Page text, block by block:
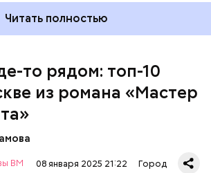
Читать полностью
то рядом: топ-10
из романа «Мастер
ВМ 08 января 2025 21:22 Город
квартира на Большой Садовой
В ней воссоздана
и быта начала ХХ века с большим
которые имеют отношение к